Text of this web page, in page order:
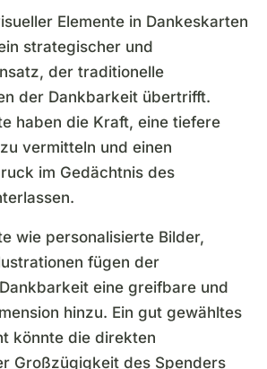
Elemente in Dankeskarten
strategischer und
der traditionelle
der Dankbarkeit übertrifft.
haben die Kraft, eine tiefere
vermitteln und einen
im Gedächtnis des
wie personalisierte Bilder,
fügen der
eine greifbare und
hinzu. Ein gut gewähltes
könnte die direkten
Großzügigkeit des Spenders